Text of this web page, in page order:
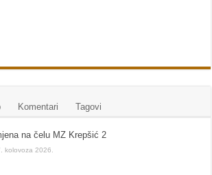
Komentari Tagovi
na čelu MZ Krepšić 2
kolovoza 2026.